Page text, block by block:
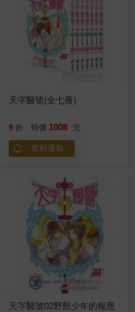
天字醫號(全七冊)
9 折 特價 1008 元
貨到通知
天字醫號02野獸少年的報恩